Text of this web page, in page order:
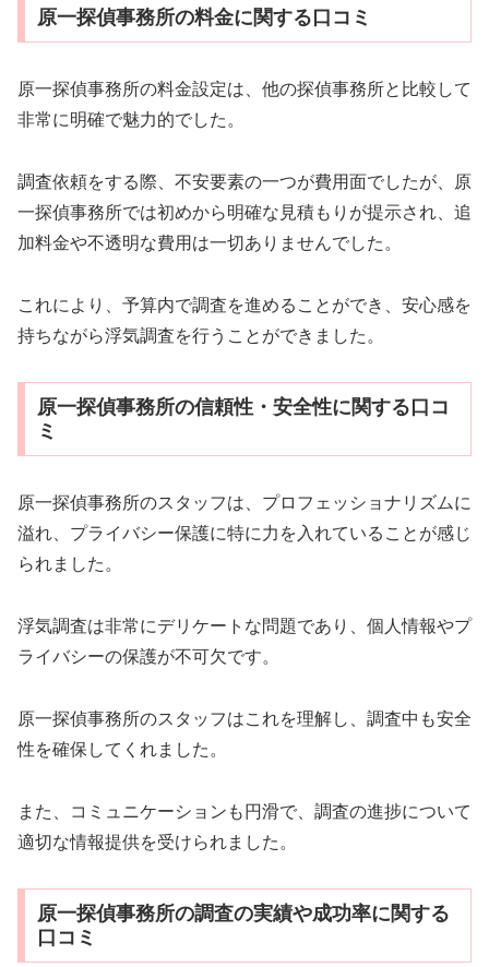
原一探偵事務所の料金に関する口コミ
原一探偵事務所の料金設定は、他の探偵事務所と比較して
非常に明確で魅力的でした。
調査依頼をする際、不安要素の一つが費用面でしたが、原
一探偵事務所では初めから明確な見積もりが提示され、追
加料金や不透明な費用は一切ありませんでした。
これにより、予算内で調査を進めることができ、安心感を
持ちながら浮気調査を行うことができました。
原一探偵事務所の信頼性・安全性に関する口コ
ミ
原一探偵事務所のスタッフは、プロフェッショナリズムに
溢れ、プライバシー保護に特に力を入れていることが感じ
られました。
浮気調査は非常にデリケートな問題であり、個人情報やプ
ライバシーの保護が不可欠です。
原一探偵事務所のスタッフはこれを理解し、調査中も安全
性を確保してくれました。
また、コミュニケーションも円滑で、調査の進捗について
適切な情報提供を受けられました。
原一探偵事務所の調査の実績や成功率に関する
口コミ